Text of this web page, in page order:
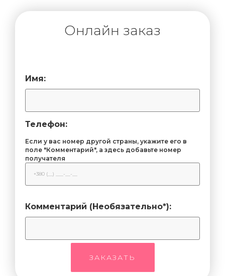
Онлайн заказ
Имя:
Телефон:
Если у вас номер другой страны, укажите его в
поле "Комментарий", а здесь добавьте номер
получателя
Комментарий (Необязательно*):